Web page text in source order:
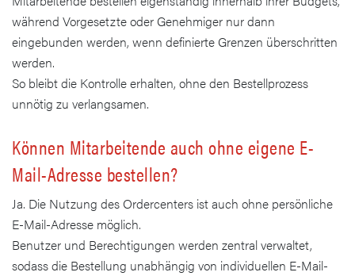
während Vorgesetzte oder Genehmiger nur dann
eingebunden werden, wenn definierte Grenzen überschritten
werden.
So bleibt die Kontrolle erhalten, ohne den Bestellprozess
unnötig zu verlangsamen.
Können Mitarbeitende auch ohne eigene E-
Mail-Adresse bestellen?
Ja. Die Nutzung des Ordercenters ist auch ohne persönliche
E-Mail-Adresse möglich.
Benutzer und Berechtigungen werden zentral verwaltet,
sodass die Bestellung unabhängig von individuellen E-Mail-